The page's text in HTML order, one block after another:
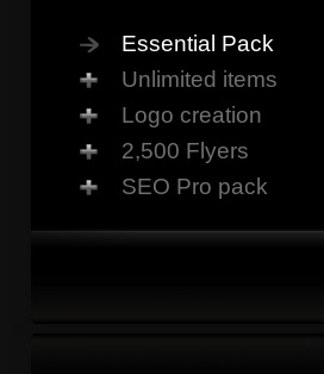
Essential Pack
Unlimited items
Logo creation
2,500 Flyers
SEO Pro pack